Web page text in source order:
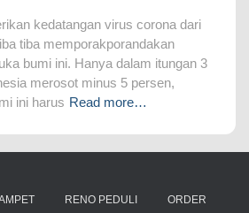
kedatangan virus corona dari
tiba memporakporandakan
bumi ini. Hanya dalam itungan 3
merosot minus 5 persen,
ini harus Read more…
RENO PEDULI ORDER